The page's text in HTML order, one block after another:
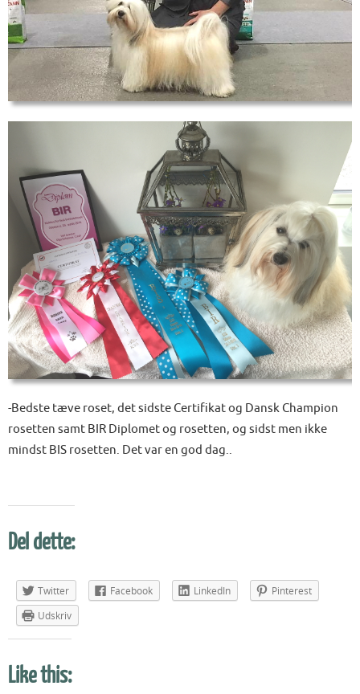
-Bedste tæve roset, det sidste Certifikat og Dansk Champion
rosetten samt BIR Diplomet og rosetten, og sidst men ikke
mindst BIS rosetten. Det var en god dag..
Del dette:
Twitter Facebook LinkedIn
Pinterest
Udskriv
Like this: